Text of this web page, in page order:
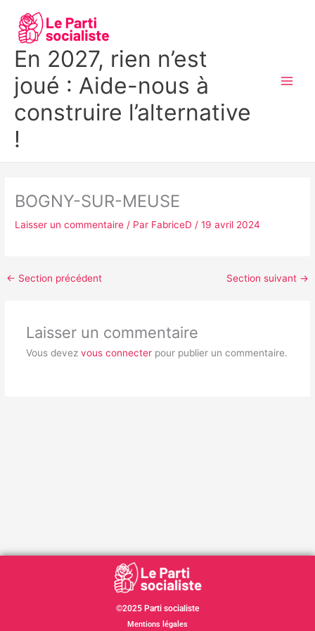
contenu
En 2027, rien n’est
joué : Aide-nous à
construire l’alternative
!
BOGNY-SUR-MEUSE
Laisser un commentaire / Par FabriceD/19 avril 2024
← Section précédent Section suivant →
Laisser un commentaire
Vous devez vous connecterpour publier un commentaire.
©2025 Parti socialiste
Mentions légales